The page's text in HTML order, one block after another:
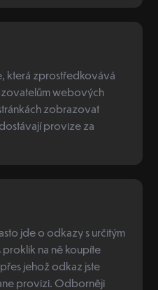
která zprostředkovává
webových
zobrazovat
provize za
jde o odkazy s určitým
proklik na ně koupíte
jehož odkaz jste
provizi. Odborněji